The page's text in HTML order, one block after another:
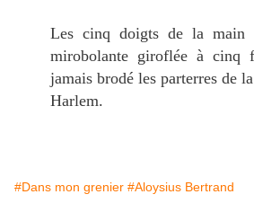
Les cinq doigts de la main
mirobolante giroflée à cinq
jamais brodé les parterres de
Harlem.
#Dans mon grenier #Aloysius Bertrand